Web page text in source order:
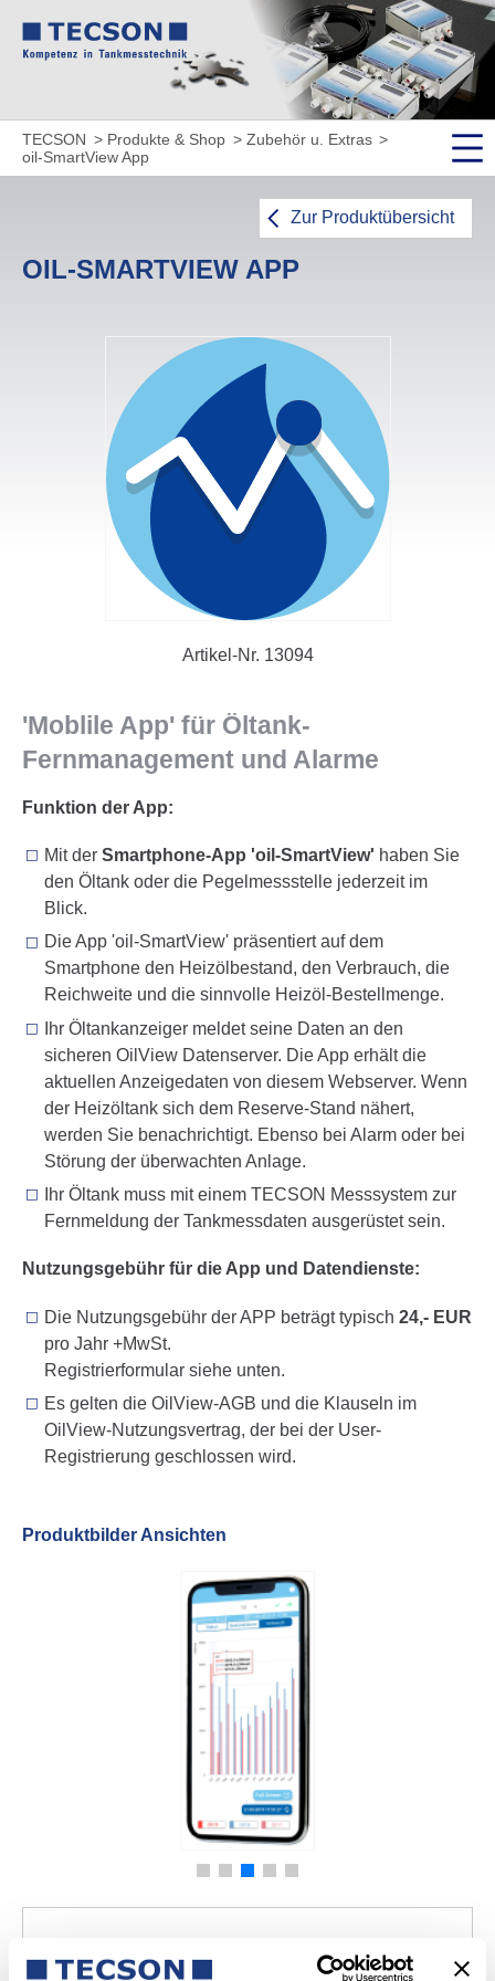
TECSON Produkte & Shop
Zubehör u. Extras
oil-SmartView App
Zur Produktübersicht
OIL-SMARTVIEW APP
Artikel-Nr. 13094
'Moblile App' für Öltank-
Fernmanagement und Alarme
Funktion der App:
Mit der Smartphone-App 'oil-SmartView' haben Sie
den Öltank oder die Pegel­mess­stelle jederzeit im
Blick.
Die App 'oil-SmartView' präsentiert auf dem
Smartphone den Heizöl­bestand, den Verbrauch, die
Reichweite und die sinnvolle Heizöl-Bestell­menge.
Ihr Öltankanzeiger meldet seine Daten an den
sicheren OilView Daten­server. Die App erhält die
aktuellen Anzeige­daten von diesem Webserver. Wenn
der Heizöltank sich dem Reserve-Stand nähert,
werden Sie benachrichtigt. Ebenso bei Alarm oder bei
Störung der überwachten Anlage.
Ihr Öltank muss mit einem TECSON Mess­system zur
Fernmeldung der Tankmessdaten ausgerüstet sein.
Nutzungsgebühr für die App und Datendienste:
Die Nutzungsgebühr der APP beträgt typisch 24,- EUR
pro Jahr +MwSt.
Registrierformular siehe unten.
Es gelten die OilView-AGB und die Klauseln im
OilView-Nutzungsvertrag, der bei der User-
Registrierung geschlossen wird.
Produktbilder Ansichten
Produkteigenschaften